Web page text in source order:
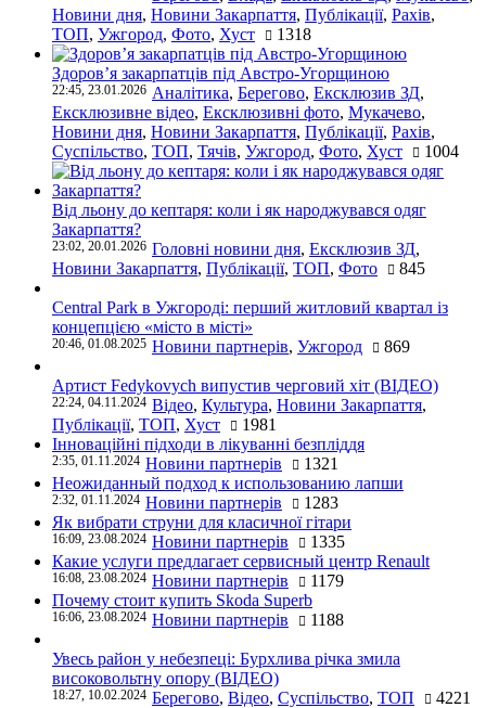
Новини дня, Новини Закарпаття, Публікації, Рахів,
ТОП, Ужгород, Фото, Хуст 1318
Здоров’я закарпатців під Австро-Угорщиною
22:45, 23.01.2026 Аналітика, Берегово, Ексклюзив ЗД,
Ексклюзивне відео, Ексклюзивні фото, Мукачево,
Новини дня, Новини Закарпаття, Публікації, Рахів,
Суспільство, ТОП, Тячів, Ужгород, Фото, Хуст 1004
Від льону до кептаря: коли і як народжувався одяг
Закарпаття?
23:02, 20.01.2026 Головні новини дня, Ексклюзив ЗД,
Новини Закарпаття, Публікації, ТОП, Фото 845
Central Park в Ужгороді: перший житловий квартал із
концепцією «місто в місті»
20:46, 01.08.2025 Новини партнерів, Ужгород 869
Артист Fedykovych випустив черговий хіт (ВІДЕО)
22:24, 04.11.2024 Відео, Культура, Новини Закарпаття,
Публікації, ТОП, Хуст
1981
Інноваційні підходи в лікуванні безпліддя
2:35, 01.11.2024 Новини партнерів
1321
Неожиданный подход к использованию лапши
2:32, 01.11.2024 Новини партнерів
1283
Як вибрати струни для класичної гітари
16:09, 23.08.2024 Новини партнерів
1335
Какие услуги предлагает сервисный центр Renault
16:08, 23.08.2024 Новини партнерів
1179
Почему стоит купить Skoda Superb
16:06, 23.08.2024 Новини партнерів 1188
Увесь район у небезпеці: Бурхлива річка змила
високовольтну опору (ВІДЕО)
18:27, 10.02.2024 Берегово, Відео, Суспільство, ТОП 4221